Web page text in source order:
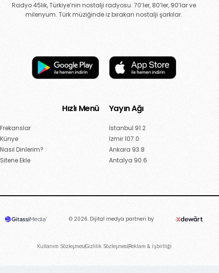
Radyo 45lik, Türkiye’nin nostalji radyosu. 70’ler, 80’ler, 90’lar ve
milenyum. Türk müziğinde iz bırakan nostalji şarkılar.
Hızlı Menü
Frekanslar
Künye
Nasıl Dinlerim?
Sitene Ekle
Yayın Ağı
İstanbul 91.2
İzmir 107.0
Ankara 93.8
Antalya 90.6
© 2026. Dijital medya partneri by
Kullanım SözleşmesiGizlilik SözleşmesiReklam & İşbirlliği